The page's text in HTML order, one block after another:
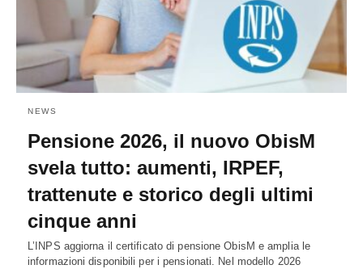
NEWS
Pensione 2026, il nuovo ObisM
svela tutto: aumenti, IRPEF,
trattenute e storico degli ultimi
cinque anni
L’INPS aggiorna il certificato di pensione ObisM e amplia le
informazioni disponibili per i pensionati. Nel modello 2026